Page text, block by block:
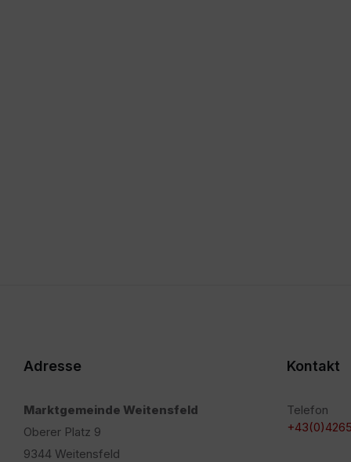
Adresse
Marktgemeinde Weitensfeld
Oberer Platz 9
9344 Weitensfeld
Kontakt
Telefon